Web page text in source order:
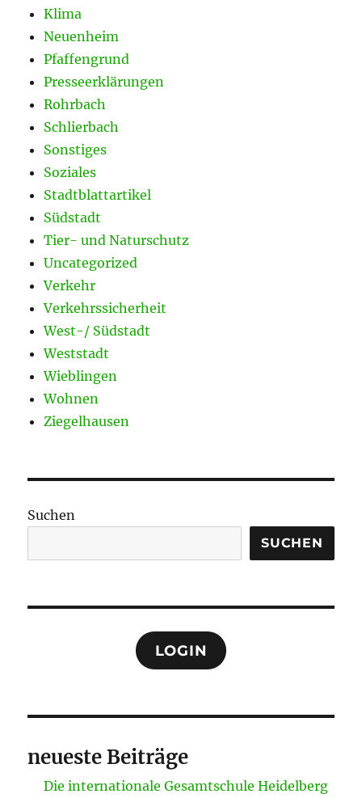
Klima
Neuenheim
Pfaffengrund
Presseerklärungen
Rohrbach
Schlierbach
Sonstiges
Soziales
Stadtblattartikel
Südstadt
Tier- und Naturschutz
Uncategorized
Verkehr
Verkehrssicherheit
West-/ Südstadt
Weststadt
Wieblingen
Wohnen
Ziegelhausen
Suchen
SUCHEN
LOGIN
neueste Beiträge
Die internationale Gesamtschule Heidelberg